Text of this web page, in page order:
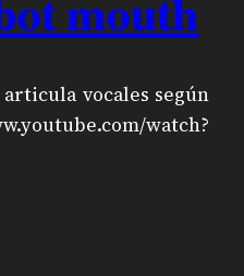
mouth
vocales según
watch?